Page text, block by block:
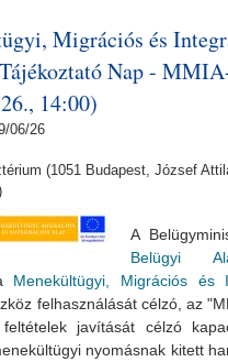
Migrációs és
Nap -
14:00)
06/26
(1051 Budapest, József
A
Belügyi
Menekültügyi, Migrációs és
felhasználását célzó, az
javítását célzó
nyomásnak kitett